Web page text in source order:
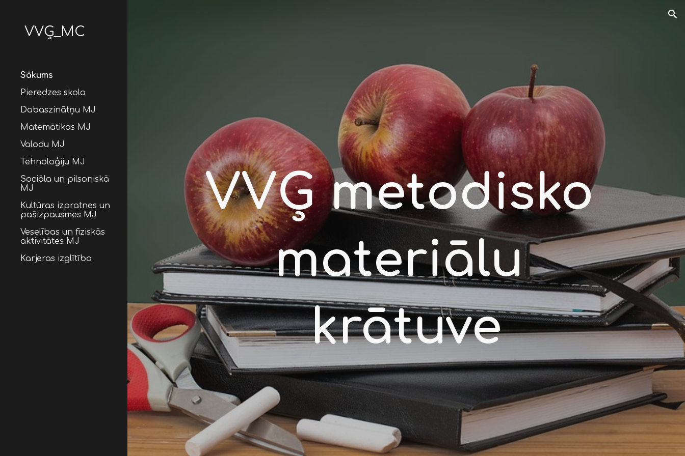
VVĢ_MC
Sākums
Pieredzes skola
Dabaszinātņu MJ
Matemātikas MJ
Valodu MJ
Tehnoloģiju MJ
Sociāla un pilsoniskā
MJ
Kultūras izpratnes un
pašizpausmes MJ
Veselības un fiziskās
aktivitātes MJ
Karjeras izglītība
VVĢ metodisko
materiālu
krātuve